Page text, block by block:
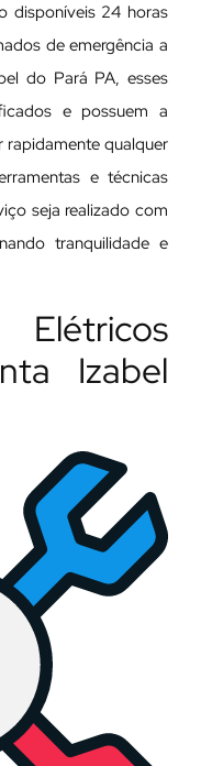
disponíveis 24 horas
de emergência a
do Pará PA, esses
e possuem a
rapidamente qualquer
e técnicas
seja realizado com
tranquilidade e
Izabel